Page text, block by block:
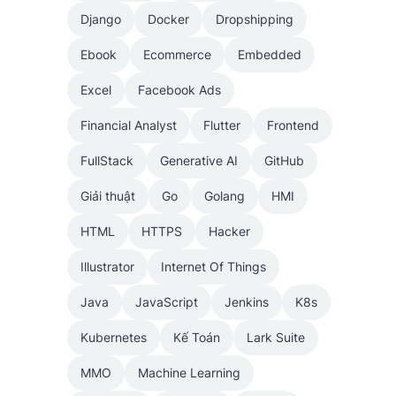
Django Docker Dropshipping
Ebook Ecommerce Embedded
Excel Facebook Ads
Financial Analyst Flutter Frontend
FullStack Generative AI GitHub
Giải thuật Go Golang HMI
HTML HTTPS Hacker
Illustrator Internet Of Things
Java JavaScript Jenkins K8s
Kubernetes Kế Toán Lark Suite
MMO Machine Learning